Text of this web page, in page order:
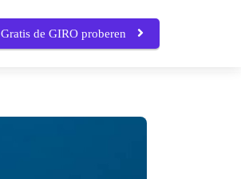
Gratis de GIRO proberen